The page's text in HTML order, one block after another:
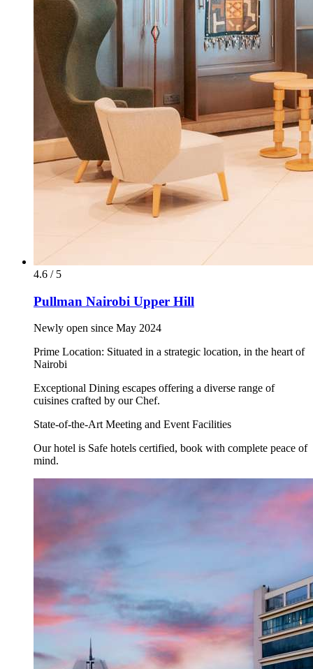
4.6 / 5
Pullman Nairobi Upper Hill
Newly open since May 2024
Prime Location: Situated in a strategic location, in the heart of
Nairobi
Exceptional Dining escapes offering a diverse range of
cuisines crafted by our Chef.
State-of-the-Art Meeting and Event Facilities
Our hotel is Safe hotels certified, book with complete peace of
mind.